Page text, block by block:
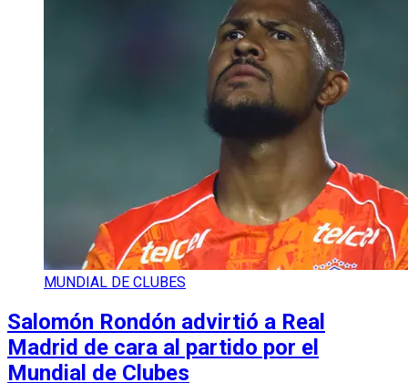
MUNDIAL DE CLUBES
Salomón Rondón advirtió a Real
Madrid de cara al partido por el
Mundial de Clubes